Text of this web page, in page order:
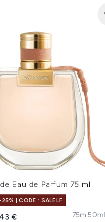
Eau de Parfum 75 ml
| CODE : SALELF
:
€ 75ml50ml